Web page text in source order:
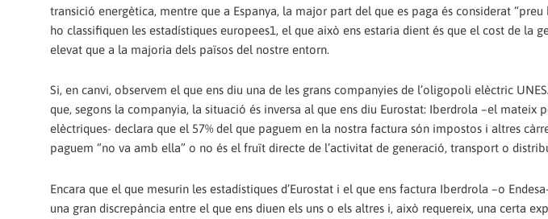
transició energètica, mentre que a Espanya, la major part del que es paga és considerat
ho classifiquen les estadístiques europees1, el que això ens estaria dient és que el cost de la
elevat que a la majoria dels països del nostre entorn.
Si, en canvi, observem el que ens diu una de les grans companyies de l’oligopoli elèctric
que, segons la companyia, la situació és inversa al que ens diu Eurostat: Iberdrola –el mateix
elèctriques- declara que el 57% del que paguem en la nostra factura són impostos i altres
paguem “no va amb ella” o no és el fruït directe de l’activitat de generació, transport o
Encara que el que mesurin les estadístiques d’Eurostat i el que ens factura Iberdrola –o
una gran discrepància entre el que ens diuen els uns o els altres i, això requereix, una certa